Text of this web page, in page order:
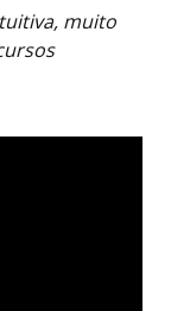
muito